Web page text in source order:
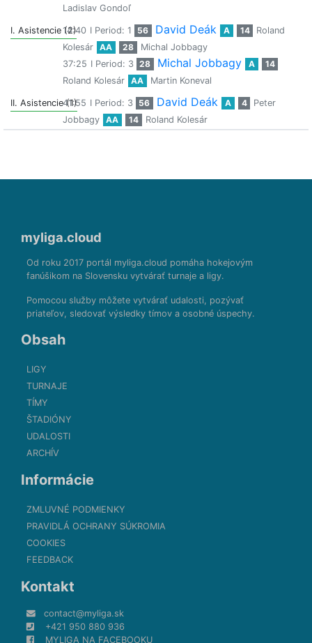
Ladislav Gondoľ
I. Asistencie (2)
14:40 I Period: 1 56 David Deák A 14
Roland
Kolesár
AA 28
Michal Jobbagy
37:25 I Period: 3 28 Michal Jobbagy A
14
Roland Kolesár
AA Martin Koneval
II. Asistencie (1)
41:55 I Period: 3 56 David Deák A 4
Peter
Jobbagy
AA 14 Roland Kolesár
myliga.cloud
Od roku 2017 portál myliga.cloud pomáha hokejovým
fanúšikom na Slovensku vytvárať turnaje a ligy.
Pomocou služby môžete vytvárať udalosti, pozývať
priateľov, sledovať výsledky tímov a osobné úspechy.
Obsah
LIGY
TURNAJE
TÍMY
ŠTADIÓNY
UDALOSTI
ARCHÍV
Informácie
ZMLUVNÉ PODMIENKY
PRAVIDLÁ OCHRANY SÚKROMIA
COOKIES
FEEDBACK
Kontakt
contact@myliga.sk
+421 950 880 936
MYLIGA NA FACEBOOKU